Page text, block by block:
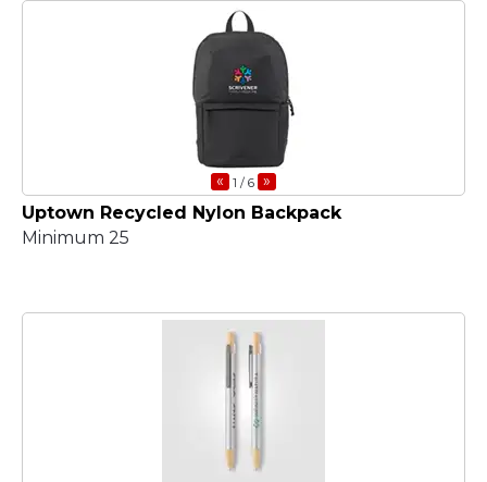
« 1 / 6 »
Uptown Recycled Nylon Backpack
Minimum 25